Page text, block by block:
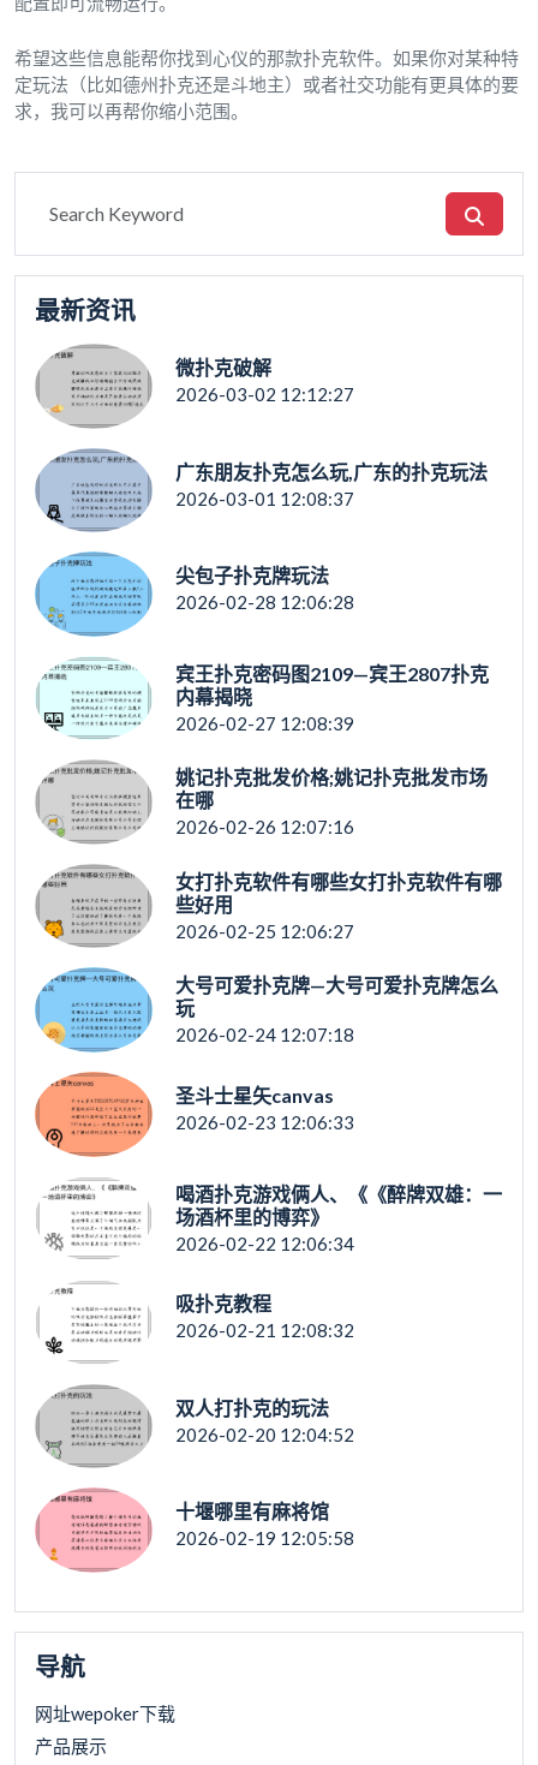
希望这些信息能帮你找到心仪的那款扑克软件。如果你对某种特
定玩法（比如德州扑克还是斗地主）或者社交功能有更具体的要
求，我可以再帮你缩小范围。
最新资讯
微扑克破解
2026-03-02 12:12:27
广东朋友扑克怎么玩,广东的扑克玩法
2026-03-01 12:08:37
尖包子扑克牌玩法
2026-02-28 12:06:28
宾王扑克密码图2109—宾王2807扑克
内幕揭晓
2026-02-27 12:08:39
姚记扑克批发价格;姚记扑克批发市场
在哪
2026-02-26 12:07:16
女打扑克软件有哪些女打扑克软件有哪
些好用
2026-02-25 12:06:27
大号可爱扑克牌—大号可爱扑克牌怎么
玩
2026-02-24 12:07:18
圣斗士星矢canvas
2026-02-23 12:06:33
喝酒扑克游戏俩人、《《醉牌双雄：一
场酒杯里的博弈》
2026-02-22 12:06:34
吸扑克教程
2026-02-21 12:08:32
双人打扑克的玩法
2026-02-20 12:04:52
十堰哪里有麻将馆
2026-02-19 12:05:58
导航
网址wepoker下载
产品展示